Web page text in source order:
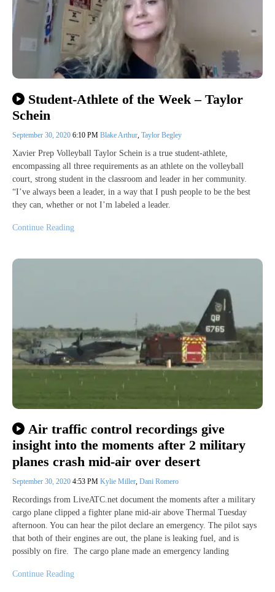
Student-Athlete of the Week – Taylor
Schein
September 30, 2020 6:10 PM Blake Arthur, Taylor Begley
Xavier Prep Volleyball Taylor Schein is a true student-athlete,
encompassing all three requirements as an athlete on the volleyball
court, strong student in the classroom and leader in her community.
“I’ve always been a leader, in a way that I push people to be the best
they can, whether or not I’m labeled a leader.
Continue Reading
Air traffic control recordings give
insight into the moments after 2 military
planes crash mid-air over desert
September 30, 2020 4:53 PM Kylie Miller Dani Romero
Recordings from LiveATC.net document the moments after a military
cargo plane clipped a fighter plane mid-air above Thermal Tuesday
afternoon. You can hear the pilot declare an emergency. The pilot says
that both of their engines are out, the plane is leaking fuel, and is
possibly on fire. The cargo plane made an emergency landing
Continue Reading